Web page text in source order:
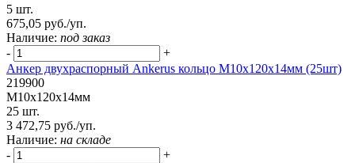
5 шт.
675,05 руб./уп.
Наличие: под заказ
-
+
Анкер двухраспорный Ankerus кольцо М10х120х14мм (25шт)
219900
М10х120х14мм
25 шт.
3 472,75 руб./уп.
Наличие: на складе
-
+